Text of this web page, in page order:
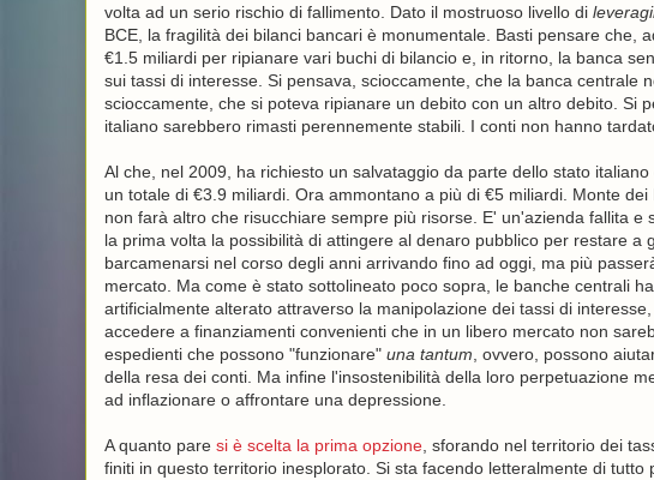
volta ad un serio rischio di fallimento. Dato il mostruoso livello di
BCE, la fragilità dei bilanci bancari è monumentale. Basti pensare che,
€1.5 miliardi per ripianare vari buchi di bilancio e, in ritorno, la banca
sui tassi di interesse. Si pensava, scioccamente, che la banca centrale
scioccamente, che si poteva ripianare un debito con un altro debito. Si
italiano sarebbero rimasti perennemente stabili. I conti non hanno
Al che, nel 2009, ha richiesto un salvataggio da parte dello stato
un totale di €3.9 miliardi. Ora ammontano a più di €5 miliardi. Monte
non farà altro che risucchiare sempre più risorse. E' un'azienda fallita
la prima volta la possibilità di attingere al denaro pubblico per restare a
barcamenarsi nel corso degli anni arrivando fino ad oggi, ma più
mercato. Ma come è stato sottolineato poco sopra, le banche centrali
artificialmente alterato attraverso la manipolazione dei tassi di
accedere a finanziamenti convenienti che in un libero mercato non
espedienti che possono "funzionare" una tantum , ovvero, possono
della resa dei conti. Ma infine l'insostenibilità della loro perpetuazione
ad inflazionare o affrontare una depressione.
A quanto pare si è scelta la prima opzione, sforando nel territorio dei
finiti in questo territorio inesplorato. Si sta facendo letteralmente di